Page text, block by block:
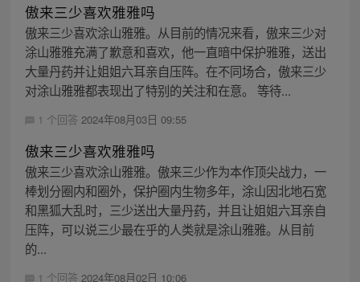
傲来三少喜欢雅雅吗
傲来三少喜欢涂山雅雅。从目前的情况来看，傲来三少对
涂山雅雅充满了歉意和喜欢，他一直暗中保护雅雅，送出
大量丹药并让姐姐六耳亲自压阵。在不同场合，傲来三少
对涂山雅雅都表现出了特别的关注和在意。 等待...
1 个回答 2024年08月03日 09:55
傲来三少喜欢雅雅吗
傲来三少喜欢涂山雅雅。傲来三少作为本作顶尖战力，一
棒划分圈内和圈外，保护圈内生物多年，涂山因北地石宽
和黑狐大乱时，三少送出大量丹药，并且让姐姐六耳亲自
压阵，可以说三少最在乎的人类就是涂山雅雅。从目前
的...
1 个回答 2024年08月02日 10:06